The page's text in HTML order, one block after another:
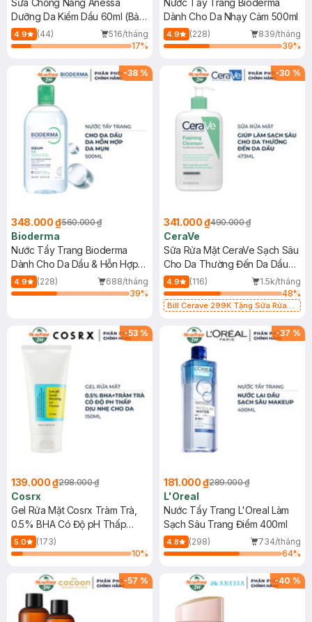
Sữa Chống Nắng Anessa
Dưỡng Da Kiềm Dầu 60ml (Bản
Mới)
4.9 (44)
516/tháng
17%
Nước Tẩy Trang Bioderma
Dành Cho Da Nhạy Cảm 500ml
4.9 (228)
839/tháng
39%
-38 %
348.000 ₫560.000 ₫
Bioderma
Nước Tẩy Trang Bioderma
Dành Cho Da Dầu & Hỗn Hợp
500ml
4.9 (228)
688/tháng
39%
-30 %
341.000 ₫490.000 ₫
CeraVe
Sữa Rửa Mặt CeraVe Sạch Sâu
Cho Da Thường Đến Da Dầu
473ml
4.9 (116)
1.5k/tháng
48%
Bill Cerave 299K Tặng Sữa Rửa
-53 %
139.000 ₫298.000 ₫
Cosrx
Gel Rửa Mặt Cosrx Tràm Trà,
0.5% BHA Có Độ pH Thấp
150ml
5.0
(173)
10%
-37 %
181.000 ₫289.000 ₫
L'Oreal
Nước Tẩy Trang L'Oreal Làm
Sạch Sâu Trang Điểm 400ml
4.8 (298)
734/tháng
64%
-57 % -40 %